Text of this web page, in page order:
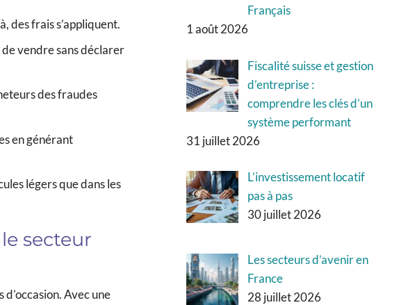
des frais s’appliquent.
vendre sans déclarer
des fraudes
en générant
légers que dans les
secteur
Avec une
Français
1 août 2026
Fiscalité suisse et gestion
d’entreprise :
comprendre les clés d’un
système performant
31 juillet 2026
L’investissement locatif
pas à pas
30 juillet 2026
Les secteurs d’avenir en
France
28 juillet 2026